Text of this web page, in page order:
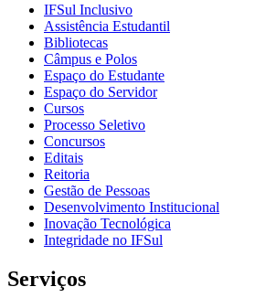
IFSul Inclusivo
Assistência Estudantil
Bibliotecas
Câmpus e Polos
Espaço do Estudante
Espaço do Servidor
Cursos
Processo Seletivo
Concursos
Editais
Reitoria
Gestão de Pessoas
Desenvolvimento Institucional
Inovação Tecnológica
Integridade no IFSul
Serviços